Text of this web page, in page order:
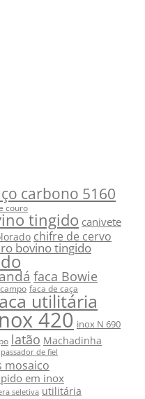
carbono 5160
couro
tingido canivete
chifre de cervo
bovino tingido
faca Bowie
faca de caça
utilitária
420 inox N 690
latão Machadinha
passador de fiel
mosaico
em inox
seletiva utilitária